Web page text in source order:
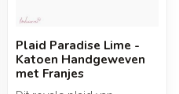
Plaid Paradise Lime -
Katoen Handgeweven
met Franjes